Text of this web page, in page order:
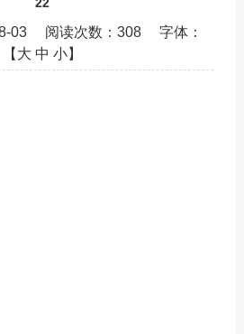
03 阅读次数：308 字体：
【 大 中 小】